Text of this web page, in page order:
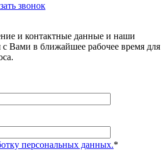
звонок
и контактные данные и наши
с Вами в ближайшее рабочее время для
персональных данных.*